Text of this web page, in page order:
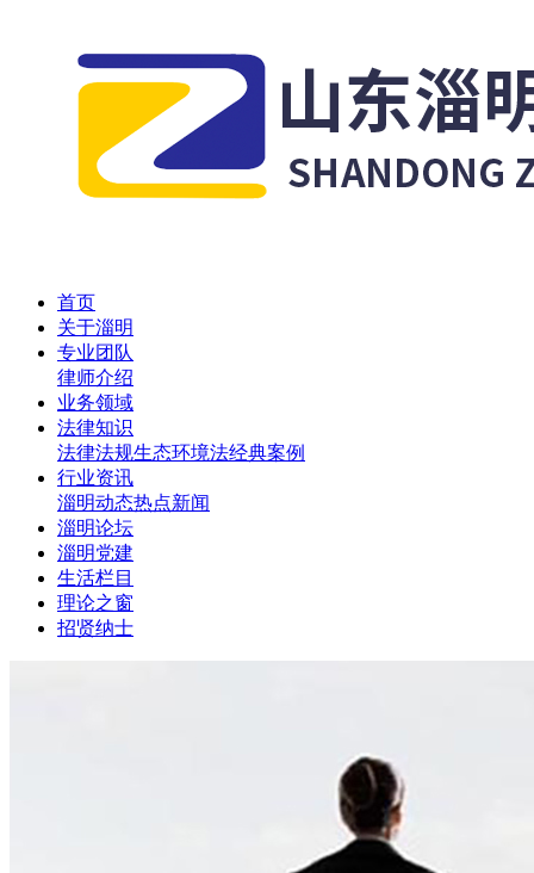
首页
关于淄明
专业团队
律师介绍
业务领域
法律知识
法律法规生态环境法经典案例
行业资讯
淄明动态热点新闻
淄明论坛
淄明党建
生活栏目
理论之窗
招贤纳士